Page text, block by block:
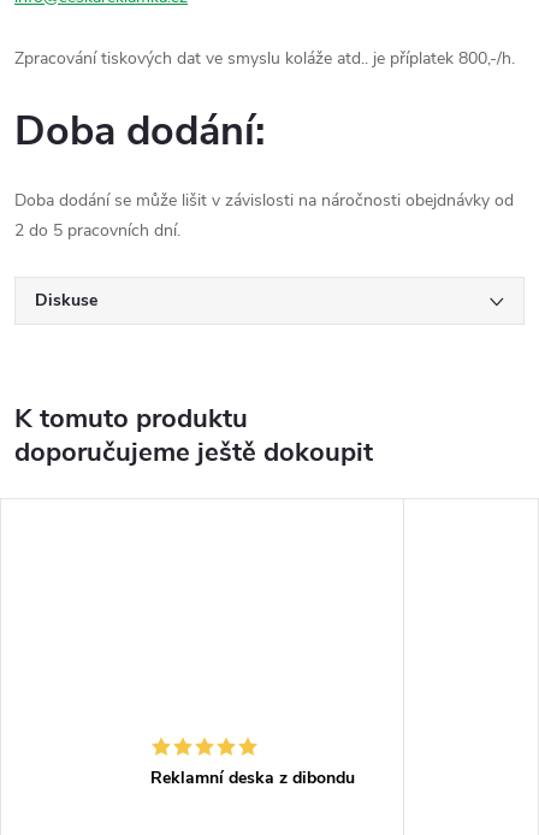
Zpracování tiskových dat ve smyslu koláže atd.. je příplatek 800,-/h.
Doba dodání:
Doba dodání se může lišit v závislosti na náročnosti obejdnávky od
2 do 5 pracovních dní.
Diskuse
K tomuto produktu
doporučujeme ještě dokoupit
Reklamní deska z dibondu